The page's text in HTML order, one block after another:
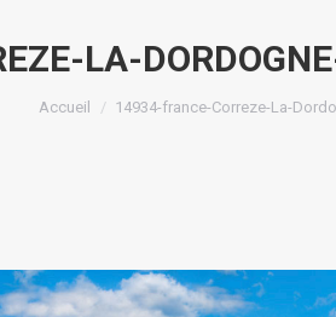
LA-
Accueil 14934-france-Correze-La-